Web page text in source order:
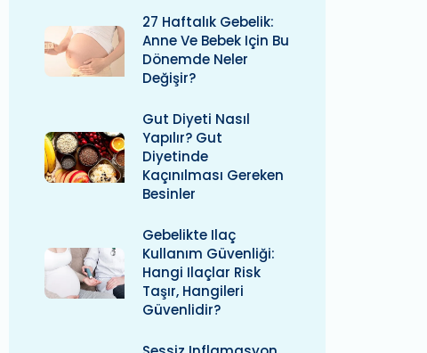
27 Haftalık Gebelik:
Anne Ve Bebek Için Bu
Dönemde Neler
Değişir?
Gut Diyeti Nasıl
Yapılır? Gut
Diyetinde
Kaçınılması Gereken
Besinler
Gebelikte Ilaç
Kullanım Güvenliği:
Hangi Ilaçlar Risk
Taşır, Hangileri
Güvenlidir?